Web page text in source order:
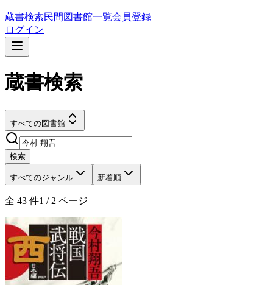
蔵書検索民間図書館一覧会員登録
ログイン
蔵書検索
すべての図書館
検索
すべてのジャンル 新着順
全 43 件1 / 2 ページ